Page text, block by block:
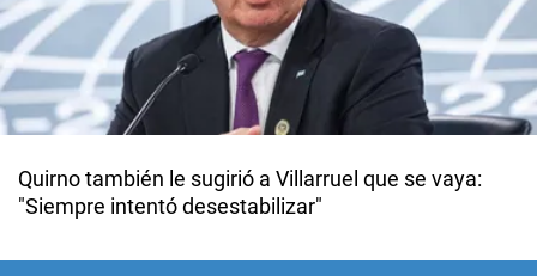
Quirno también le sugirió a Villarruel que se vaya:
"Siempre intentó desestabilizar"